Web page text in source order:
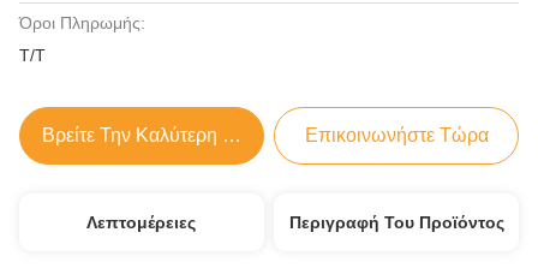
Όροι Πληρωμής:
T/T
Βρείτε Την Καλύτερη Τιμή Επικοινωνήστε Τώρα
Λεπτομέρειες Περιγραφή Του Προϊόντος